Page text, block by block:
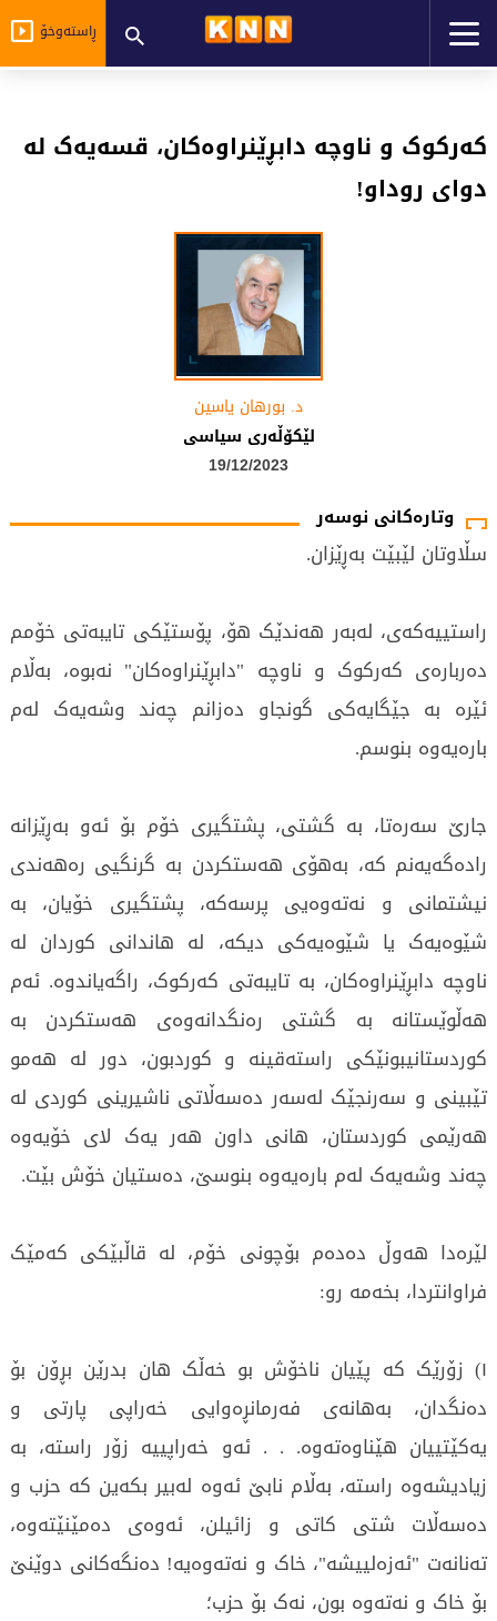
ڕاستەوخۆ
کەرکوک و ناوچە دابڕێنراوەکان، قسەیەک لە
دوای روداو!
د. بورهان یاسین
لێكۆڵه‌ری سیاسی
19/12/2023
وتارەکانی نوسەر
سڵاوتان لێبێت بەڕێزان.
راستییەکەی، لەبەر هەندێک هۆ، پۆستێکی تایبەتی خۆمم
دەربارەی کەرکوک و ناوچە "دابڕێنراوەکان" نەبوە، بەڵام
ئێرە بە جێگایەکی گونجاو دەزانم چەند وشەیەک لەم
بارەیەوە بنوسم.
جارێ سەرەتا، بە گشتی، پشتگیری خۆم بۆ ئەو بەڕێزانە
رادەگەیەنم کە، بەهۆی هەستکردن بە گرنگیی رەهەندی
نیشتمانی و نەتەوەیی پرسەکە، پشتگیری خۆیان، بە
شێوەیەک یا شێوەیەکی دیکە، لە هاندانی کوردان لە
ناوچە دابڕێنراوەکان، بە تایبەتی کەرکوک، راگەیاندوه‌. ئەم
هەڵوێستانە بە گشتی رەنگدانەوەی هەستکردن بە
کوردستانیبونێکی راستەقینە و کوردبون، دور لە هەمو
تێبینی و سەرنجێک لەسەر دەسەڵاتی ناشیرینی کوردی لە
هەرێمی کوردستان، هانی داون هەر یەک لای خۆیەوە
چەند وشەیەک لەم بارەیەوە بنوسێ، دەستیان خۆش بێت.
لێرەدا هەوڵ دەدەم بۆچونی خۆم، لە قاڵبێکی کەمێک
فراوانتردا، بخەمە رو:
١) زۆرێک کە پێیان ناخۆش بو خەڵک هان بدرێن بڕۆن بۆ
دەنگدان، بەهانەی فەرمانڕەوایی خەراپی پارتی و
یەکێتییان هێناوەتەوە. . . ئەو خەراپییە زۆر راستە، بە
زیادیشەوە راستە، بەڵام نابێ ئەوە لەبیر بکەین کە حزب و
دەسەڵات شتی کاتی و زائیلن، ئەوەی دەمێنێتەوە،
تەنانەت "ئەزەلییشە"، خاک و نەتەوەیە! دەنگەکانی دوێنێ
بۆ خاک و نەتەوە بون، نەک بۆ حزب؛